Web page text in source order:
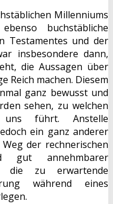
Millenniums
buchstäbliche
Testamentes und der
insbesondere dann,
die Aussagen über
Reich machen. Diesem
ganz bewusst und
sehen, zu welchen
uns führt. Anstelle
ein ganz anderer
der rechnerischen
gut annehmbarer
die zu erwartende
während eines